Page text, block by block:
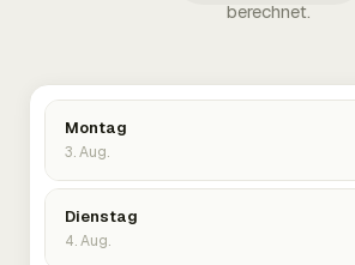
berechnet.
Montag
3. Aug.
Dienstag
4. Aug.